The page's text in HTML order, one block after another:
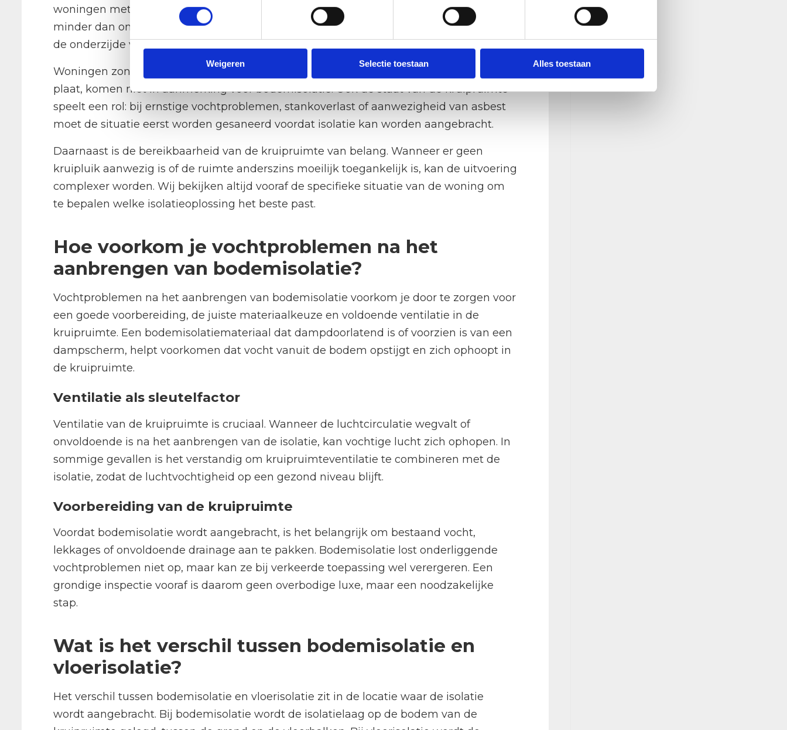
Weigeren Selectie toestaan Alles toestaan
woningen met een kruipruimte en is het meest effectief wanneer die kruipruimte
minder dan ongeveer 50 centimeter hoog is. Bij hogere kruipruimtes is vloerisolatie via
de onderzijde van de vloer vaak een betere en effectievere keuze.
Woningen zonder kruipruimte, zoals appartementen of woningen op een betonnen
plaat, komen niet in aanmerking voor bodemisolatie. Ook de staat van de kruipruimte
speelt een rol: bij ernstige vochtproblemen, stankoverlast of aanwezigheid van asbest
moet de situatie eerst worden gesaneerd voordat isolatie kan worden aangebracht.
Daarnaast is de bereikbaarheid van de kruipruimte van belang. Wanneer er geen
kruipluik aanwezig is of de ruimte anderszins moeilijk toegankelijk is, kan de uitvoering
complexer worden. Wij bekijken altijd vooraf de specifieke situatie van de woning om
te bepalen welke isolatieoplossing het beste past.
Hoe voorkom je vochtproblemen na het
aanbrengen van bodemisolatie?
Vochtproblemen na het aanbrengen van bodemisolatie voorkom je door te zorgen voor
een goede voorbereiding, de juiste materiaalkeuze en voldoende ventilatie in de
kruipruimte. Een bodemisolatiemateriaal dat dampdoorlatend is of voorzien is van een
dampscherm, helpt voorkomen dat vocht vanuit de bodem opstijgt en zich ophoopt in
de kruipruimte.
Ventilatie als sleutelfactor
Ventilatie van de kruipruimte is cruciaal. Wanneer de luchtcirculatie wegvalt of
onvoldoende is na het aanbrengen van de isolatie, kan vochtige lucht zich ophopen. In
sommige gevallen is het verstandig om kruipruimteventilatie te combineren met de
isolatie, zodat de luchtvochtigheid op een gezond niveau blijft.
Voorbereiding van de kruipruimte
Voordat bodemisolatie wordt aangebracht, is het belangrijk om bestaand vocht,
lekkages of onvoldoende drainage aan te pakken. Bodemisolatie lost onderliggende
vochtproblemen niet op, maar kan ze bij verkeerde toepassing wel verergeren. Een
grondige inspectie vooraf is daarom geen overbodige luxe, maar een noodzakelijke
stap.
Wat is het verschil tussen bodemisolatie en
vloerisolatie?
Het verschil tussen bodemisolatie en vloerisolatie zit in de locatie waar de isolatie
wordt aangebracht. Bij bodemisolatie wordt de isolatielaag op de bodem van de